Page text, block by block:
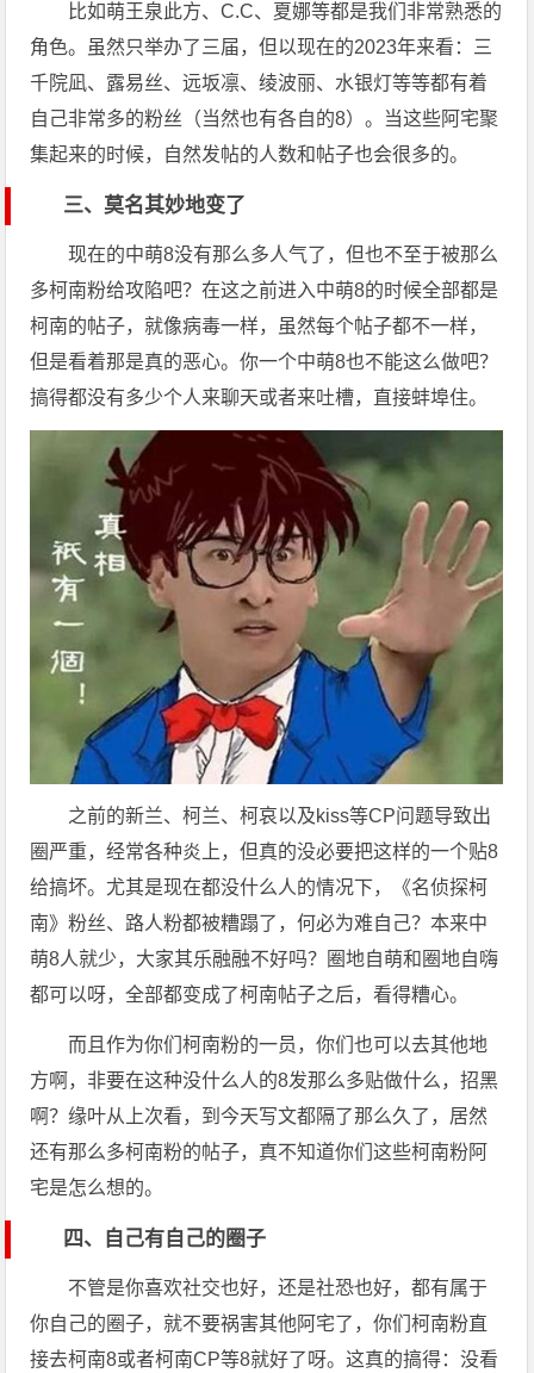
比如萌王泉此方、C.C、夏娜等都是我们非常熟悉的
角色。虽然只举办了三届，但以现在的2023年来看：三
千院凪、露易丝、远坂凛、绫波丽、水银灯等等都有着
自己非常多的粉丝（当然也有各自的8）。当这些阿宅聚
集起来的时候，自然发帖的人数和帖子也会很多的。
三、莫名其妙地变了
现在的中萌8没有那么多人气了，但也不至于被那么
多柯南粉给攻陷吧？在这之前进入中萌8的时候全部都是
柯南的帖子，就像病毒一样，虽然每个帖子都不一样，
但是看着那是真的恶心。你一个中萌8也不能这么做吧？
搞得都没有多少个人来聊天或者来吐槽，直接蚌埠住。
之前的新兰、柯兰、柯哀以及kiss等CP问题导致出
圈严重，经常各种炎上，但真的没必要把这样的一个贴8
给搞坏。尤其是现在都没什么人的情况下，《名侦探柯
南》粉丝、路人粉都被糟蹋了，何必为难自己？本来中
萌8人就少，大家其乐融融不好吗？圈地自萌和圈地自嗨
都可以呀，全部都变成了柯南帖子之后，看得糟心。
而且作为你们柯南粉的一员，你们也可以去其他地
方啊，非要在这种没什么人的8发那么多贴做什么，招黑
啊？缘叶从上次看，到今天写文都隔了那么久了，居然
还有那么多柯南粉的帖子，真不知道你们这些柯南粉阿
宅是怎么想的。
四、自己有自己的圈子
不管是你喜欢社交也好，还是社恐也好，都有属于
你自己的圈子，就不要祸害其他阿宅了，你们柯南粉直
接去柯南8或者柯南CP等8就好了呀。这真的搞得：没看